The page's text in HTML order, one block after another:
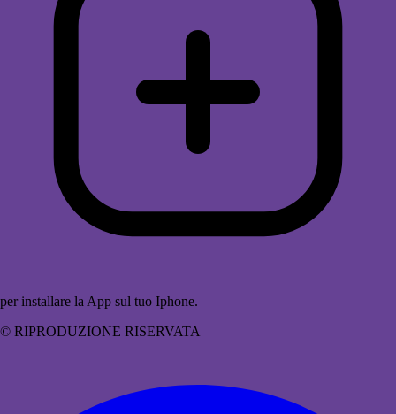
per installare la App sul tuo Iphone.
© RIPRODUZIONE RISERVATA